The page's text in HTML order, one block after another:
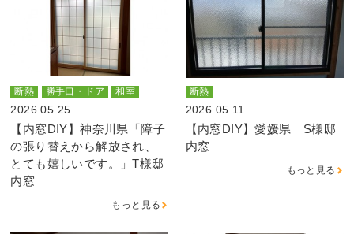
断熱 勝手口・ドア 和室
2026.05.25
【内窓DIY】神奈川県「障子
の張り替えから解放され、
とても嬉しいです。」T様邸
内窓
もっと見る
断熱
2026.05.11
【内窓DIY】愛媛県 S様邸
内窓
もっと見る